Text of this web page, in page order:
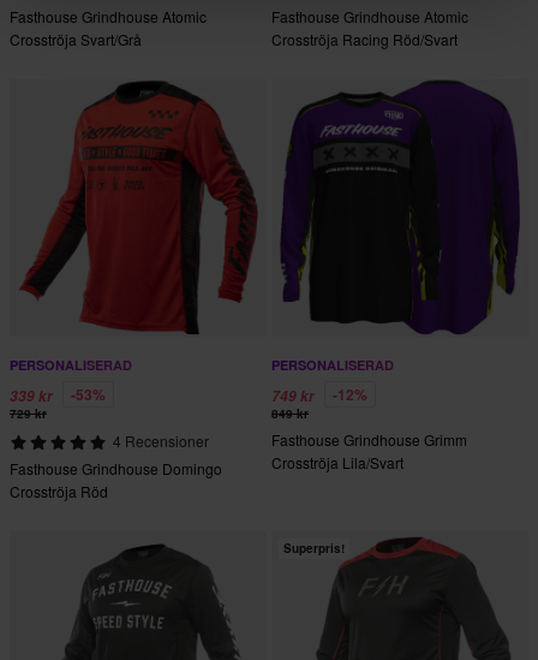
Fasthouse Grindhouse Atomic
Crosströja Svart/Grå
Fasthouse Grindhouse Atomic
Crosströja Racing Röd/Svart
PERSONALISERAD
339 kr -53%
729 kr
4 Recensioner
Fasthouse Grindhouse Domingo
Crosströja Röd
PERSONALISERAD
749 kr -12%
849 kr
Fasthouse Grindhouse Grimm
Crosströja Lila/Svart
Superpris!